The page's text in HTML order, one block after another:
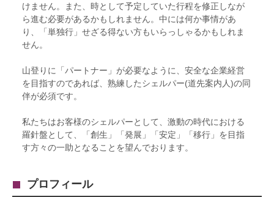
けません。また、時として予定していた行程を修正しなが
ら進む必要があるかもしれません。中には何か事情があ
り、「単独行」せざる得ない方もいらっしゃるかもしれま
せん。
山登りに「パートナー」が必要なように、安全な企業経営
を目指すのであれば、熟練したシェルパー(道先案内人)の同
伴が必須です。
私たちはお客様のシェルパーとして、激動の時代における
羅針盤として、「創生」「発展」「安定」「移行」を目指
す方々の一助となることを望んでおります。
プロフィール